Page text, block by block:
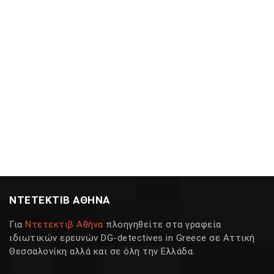
ΝΤΕΤΕΚΤΙΒ ΑΘΗΝΑ
Για Ντετεκτιβ Αθήνα πλοηγηθείτε στα γραφεία
ιδιωτικών ερευνών DG-detectives in Greece σε Αττική
Θεσσαλονίκη αλλά και σε όλη την Ελλάδα.